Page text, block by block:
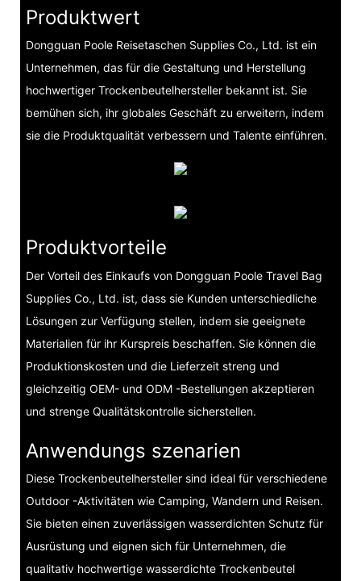
Produktwert
Dongguan Poole Reisetaschen Supplies Co., Ltd. ist ein
Unternehmen, das für die Gestaltung und Herstellung
hochwertiger Trockenbeutelhersteller bekannt ist. Sie
bemühen sich, ihr globales Geschäft zu erweitern, indem
sie die Produktqualität verbessern und Talente einführen.
Produktvorteile
Der Vorteil des Einkaufs von Dongguan Poole Travel Bag
Supplies Co., Ltd. ist, dass sie Kunden unterschiedliche
Lösungen zur Verfügung stellen, indem sie geeignete
Materialien für ihr Kurspreis beschaffen. Sie können die
Produktionskosten und die Lieferzeit streng und
gleichzeitig OEM- und ODM -Bestellungen akzeptieren
und strenge Qualitätskontrolle sicherstellen.
Anwendungs szenarien
Diese Trockenbeutelhersteller sind ideal für verschiedene
Outdoor -Aktivitäten wie Camping, Wandern und Reisen.
Sie bieten einen zuverlässigen wasserdichten Schutz für
Ausrüstung und eignen sich für Unternehmen, die
qualitativ hochwertige wasserdichte Trockenbeutel